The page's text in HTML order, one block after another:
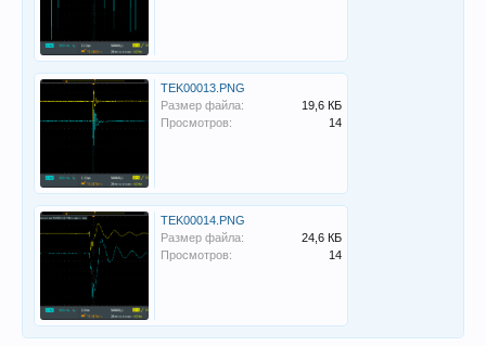
TEK00013.PNG
Размер файла:
19,6 КБ
Просмотров:
14
TEK00014.PNG
Размер файла:
24,6 КБ
Просмотров:
14